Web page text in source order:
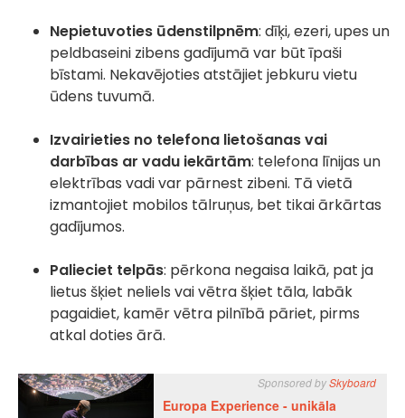
Nepietuvoties ūdenstilpnēm: dīķi, ezeri, upes un
peldbaseini zibens gadījumā var būt īpaši
bīstami. Nekavējoties atstājiet jebkuru vietu
ūdens tuvumā.
Izvairieties no telefona lietošanas vai
darbības ar vadu iekārtām: telefona līnijas un
elektrības vadi var pārnest zibeni. Tā vietā
izmantojiet mobilos tālruņus, bet tikai ārkārtas
gadījumos.
Palieciet telpās: pērkona negaisa laikā, pat ja
lietus šķiet neliels vai vētra šķiet tāla, labāk
pagaidiet, kamēr vētra pilnībā pāriet, pirms
atkal doties ārā.